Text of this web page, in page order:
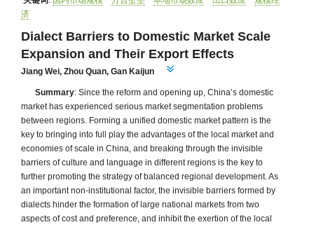
济
Dialect Barriers to Domestic Market Scale
Expansion and Their Export Effects
Jiang Wei,Zhou Quan,Gan Kaijun
Summary: Since the reform and opening up, China’s domestic
market has experienced serious market segmentation problems
between regions. Forming a unified domestic market pattern is the
key to bringing into full play the advantages of the local market and
economies of scale in China, and breaking through the invisible
barriers of culture and language in different regions is the key to
further promoting the strategy of balanced regional development. As
an important non-institutional factor, the invisible barriers formed by
dialects hinder the formation of large national markets from two
aspects of cost and preference, and inhibit the exertion of the local